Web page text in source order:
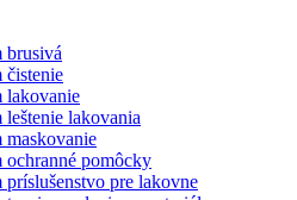
brusivá
čistenie
lakovanie
leštenie lakovania
maskovanie
ochranné pomôcky
príslušenstvo pre lakovne